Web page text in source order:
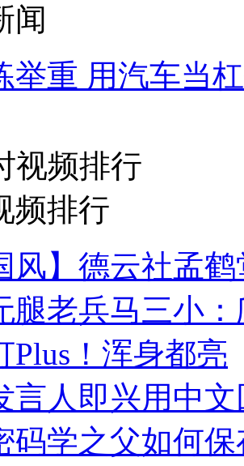
闻
举重 用汽车当
视频排行
频排行
风】德云社孟
腿老兵马三小
Plus！浑身都亮
言人即兴用中
码学之父如何